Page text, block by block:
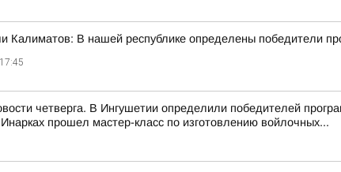
Калиматов: В нашей республике определены победители
четверга. В Ингушетии определили победителей
прошел мастер-класс по изготовлению войлочных...